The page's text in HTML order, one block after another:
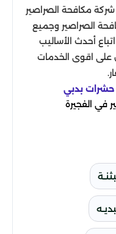
مكافحة الصراصير
الصراصير وجميع
أحدث الأساليب
على اقوى الخدمات
بدبي